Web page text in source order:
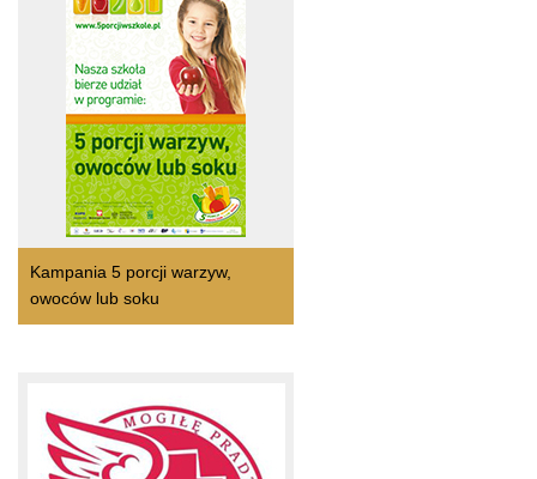
Kampania 5 porcji warzyw,
owoców lub soku